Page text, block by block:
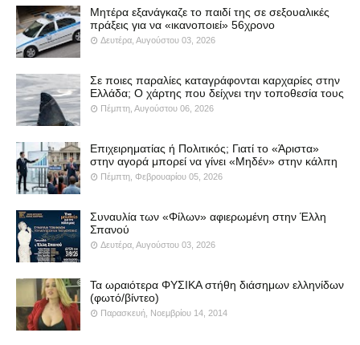
Μητέρα εξανάγκαζε το παιδί της σε σεξουαλικές
πράξεις για να «ικανοποιεί» 56χρονο
Δευτέρα, Αυγούστου 03, 2026
Σε ποιες παραλίες καταγράφονται καρχαρίες στην
Ελλάδα; Ο χάρτης που δείχνει την τοποθεσία τους
Πέμπτη, Αυγούστου 06, 2026
Επιχειρηματίας ή Πολιτικός; Γιατί το «Άριστα»
στην αγορά μπορεί να γίνει «Μηδέν» στην κάλπη
Πέμπτη, Φεβρουαρίου 05, 2026
Συναυλία των «Φίλων» αφιερωμένη στην Έλλη
Σπανού
Δευτέρα, Αυγούστου 03, 2026
Τα ωραιότερα ΦΥΣΙΚΑ στήθη διάσημων ελληνίδων
(φωτό/βίντεο)
Παρασκευή, Νοεμβρίου 14, 2014